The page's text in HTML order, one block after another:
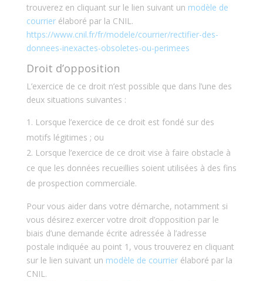
trouverez en cliquant sur le lien suivant un modèle de
courrierélaboré par la CNIL.
https://www.cnil.fr/fr/modele/courrier/rectifier-des-
donnees-inexactes-obsoletes-ou-perimees
Droit d’opposition
L’exercice de ce droit n’est possible que dans l’une des
deux situations suivantes :
Lorsque l’exercice de ce droit est fondé sur des
motifs légitimes ; ou
Lorsque l’exercice de ce droit vise à faire obstacle à
ce que les données recueillies soient utilisées à des fins
de prospection commerciale.
Pour vous aider dans votre démarche, notamment si
vous désirez exercer votre droit d’opposition par le
biais d’une demande écrite adressée à l’adresse
postale indiquée au point 1, vous trouverez en cliquant
sur le lien suivant un modèle de courrierélaboré par la
CNIL.